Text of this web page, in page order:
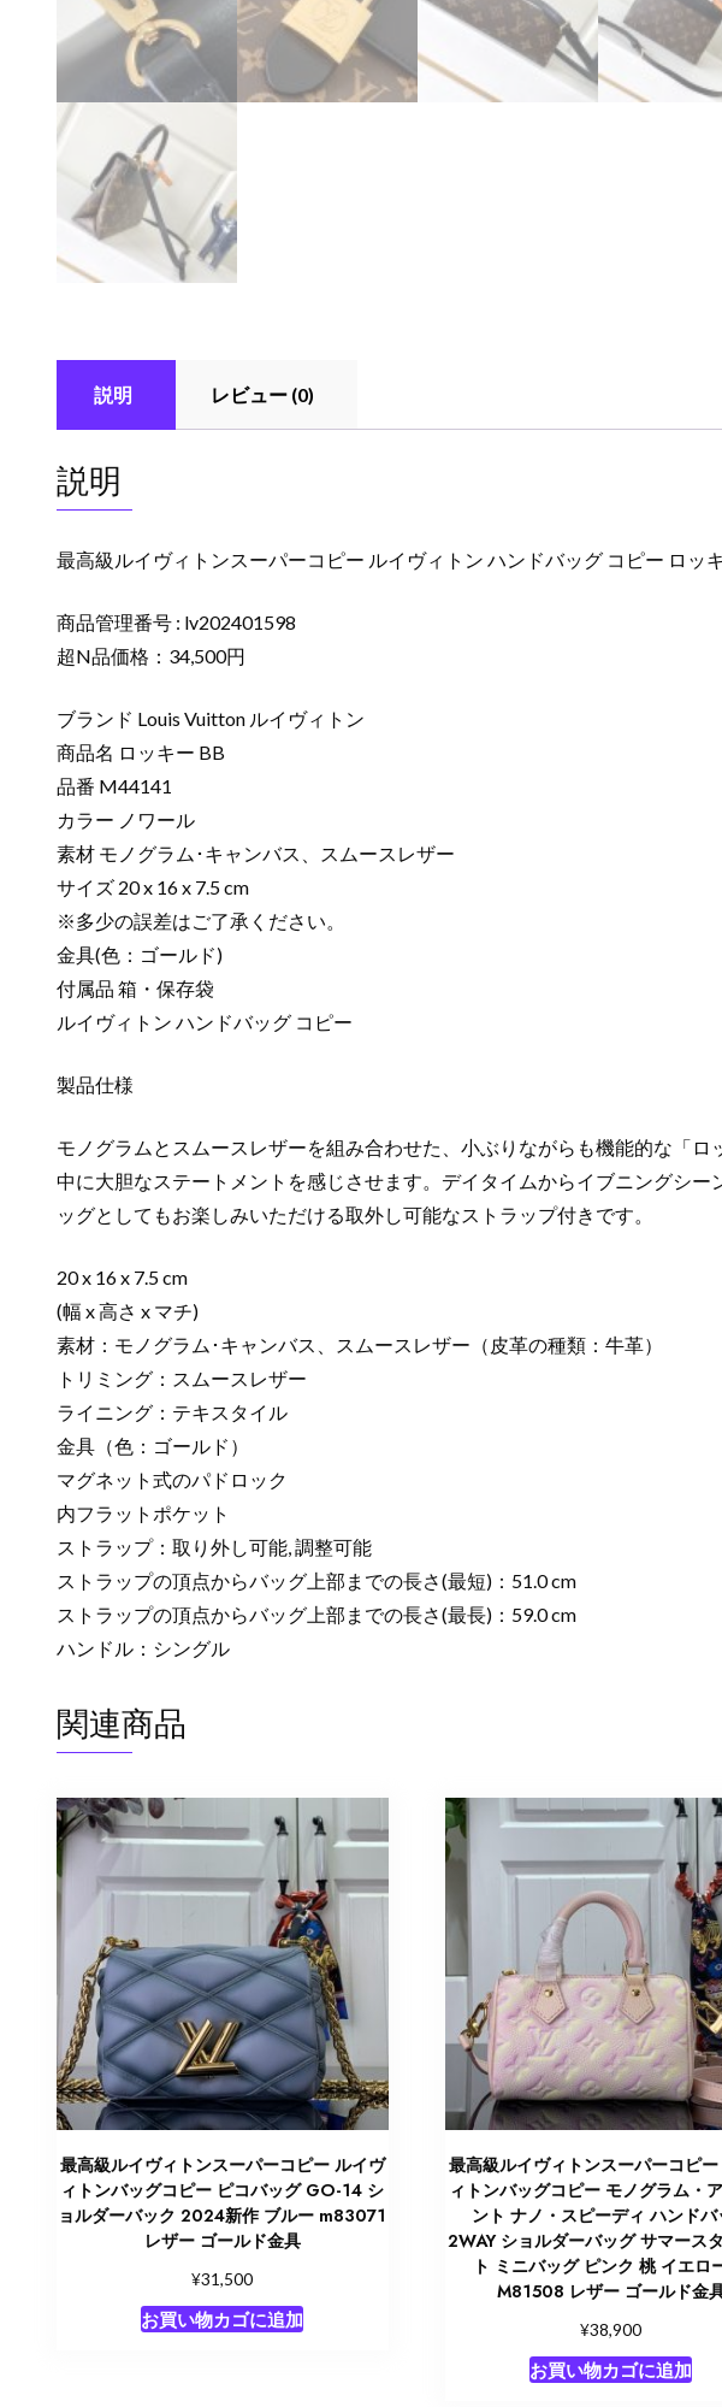
説明 レビュー (0)
説明
最高級ルイヴィトンスーパーコピー ルイヴィトン ハンドバッグ コピー ロ
商品管理番号 : lv202401598
超N品価格：34,500円
ブランド Louis Vuitton ルイヴィトン
商品名 ロッキー BB
品番 M44141
カラー ノワール
素材 モノグラム･キャンバス、スムースレザー
サイズ 20 x 16 x 7.5 cm
※多少の誤差はご了承ください。
金具(色：ゴールド)
付属品 箱・保存袋
ルイヴィトン ハンドバッグ コピー
製品仕様
モノグラムとスムースレザーを組み合わせた、小ぶりながらも機能的な「
中に大胆なステートメントを感じさせます。デイタイムからイブニングシ
ッグとしてもお楽しみいただける取外し可能なストラップ付きです。
20 x 16 x 7.5 cm
(幅 x 高さ x マチ)
素材：モノグラム･キャンバス、スムースレザー（皮革の種類：牛革）
トリミング：スムースレザー
ライニング：テキスタイル
金具（色：ゴールド）
マグネット式のパドロック
内フラットポケット
ストラップ：取り外し可能, 調整可能
ストラップの頂点からバッグ上部までの長さ(最短)：51.0 cm
ストラップの頂点からバッグ上部までの長さ(最長)：59.0 cm
ハンドル：シングル
関連商品
最高級ルイヴィトンスーパーコピー ルイヴ
ィトンバッグコピー ピコバッグ GO-14 シ
ョルダーバック 2024新作 ブルー m83071
レザー ゴールド金具
¥31,500
お買い物カゴに追加
最高級ルイヴィトンスーパーコピ
ィトンバッグコピー モノグラム・
ント ナノ・スピーディ ハンドバ
2WAY ショルダーバッグ サマース
ト ミニバッグ ピンク 桃 イエロ
M81508 レザー ゴールド金
¥38,900
お買い物カゴに追加